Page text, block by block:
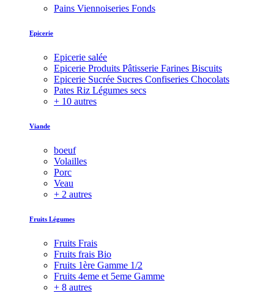
Pains Viennoiseries Fonds
Epicerie
Epicerie salée
Epicerie Produits Pâtisserie Farines Biscuits
Epicerie Sucrée Sucres Confiseries Chocolats
Pates Riz Légumes secs
+ 10 autres
Viande
boeuf
Volailles
Porc
Veau
+ 2 autres
Fruits Légumes
Fruits Frais
Fruits frais Bio
Fruits 1ère Gamme 1/2
Fruits 4eme et 5eme Gamme
+ 8 autres